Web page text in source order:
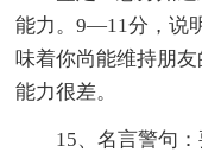
能力。9—11分，说
味着你尚能维持朋
能力很差。
15、名言警句